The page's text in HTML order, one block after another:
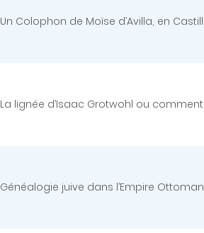
Un Colophon de Moïse d’Avilla, en
La lignée d’Isaac Grotwohl ou comment
Généalogie juive dans l’Empire